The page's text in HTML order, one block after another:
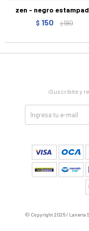
zen - negro
$ 150 $190
¡Suscribite y
© Copyright 2026 / Laneria